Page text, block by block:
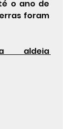
o ano de
foram
aldeia